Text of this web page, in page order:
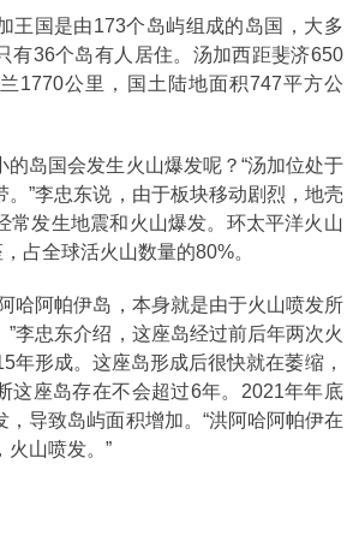
王国是由173个岛屿组成的岛国，大多
有36个岛有人居住。汤加西距斐济650
1770公里，国土陆地面积747平方公
的岛国会发生火山爆发呢？“汤加位处于
。”李忠东说，由于板块移动剧烈，地壳
常发生地震和火山爆发。环太平洋火山
占全球活火山数量的80%。
哈阿帕伊岛，本身就是由于火山喷发所
”李忠东介绍，这座岛经过前后年两次火
年形成。这座岛形成后很快就在萎缩，
这座岛存在不会超过6年。2021年年底
，导致岛屿面积增加。“洪阿哈阿帕伊在
火山喷发。”